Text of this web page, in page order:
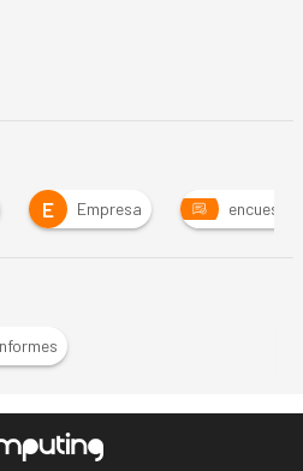
E Empresa encuesta